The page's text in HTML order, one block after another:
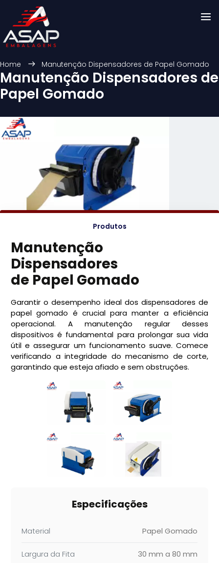
Home Manutenção Dispensadores de Papel Gomado
Manutenção Dispensadores de
Papel Gomado
Produtos
Manutenção
Dispensadores
de Papel Gomado
Garantir o desempenho ideal dos dispensadores de
papel gomado é crucial para manter a eficiência
operacional. A manutenção regular desses
dispositivos é fundamental para prolongar sua vida
útil e assegurar um funcionamento suave. Comece
verificando a integridade do mecanismo de corte,
garantindo que esteja afiado e sem obstruções.
Especificações
Material Papel Gomado
Largura da Fita 30 mm a 80 mm